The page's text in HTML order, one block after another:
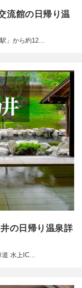
流館の日帰り温
」から約12…
の日帰り温泉詳
水上IC…